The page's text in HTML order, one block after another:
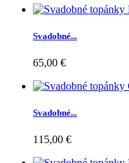
Svadobné...
65,00 €
Svadobné...
115,00 €